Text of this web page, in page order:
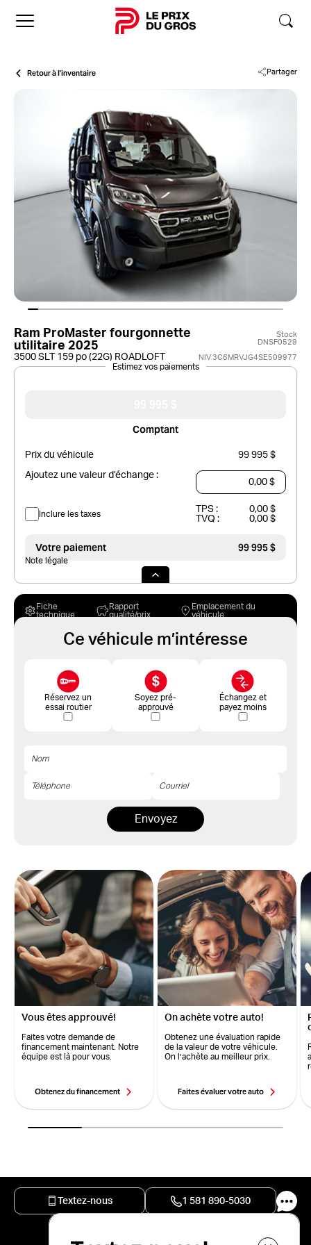
Accueil
Retour à l'inventaire Partager
Ram ProMaster fourgonnette
utilitaire 2025
Stock
DNSF0529
3500 SLT 159 po (22G) ROADLOFT NIV 3C6MRVJG4SE509977
Estimez vos paiements
Comptant
Prix du véhicule 99 995 $
Ajoutez une valeur d’échange :
Inclure les taxes TPS :
0,00 $
TVQ :
0,00 $
Votre paiement 99 995 $
Note légale
Fiche
technique
Rapport
qualité/prix
Emplacement du
véhicule
Ce véhicule m’intéresse
Réservez un
essai routier
Soyez pré-
approuvé
Échangez et
payez moins
Envoyez
Vous êtes approuvé!
Faites votre demande de
financement maintenant. Notre
équipe est là pour vous.
Obtenez du financement
On achète votre auto!
Obtenez une évaluation rapide
de la valeur de votre véhicule.
On l’achète au meilleur prix.
Faites évaluer votre auto
Textez-nous 1 581 890-5030